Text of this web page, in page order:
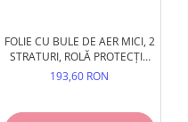
FOLIE CU BULE DE AER MICI, 2
STRATURI, ROLĂ PROTECȚIE
FRAGILE
193,60 RON